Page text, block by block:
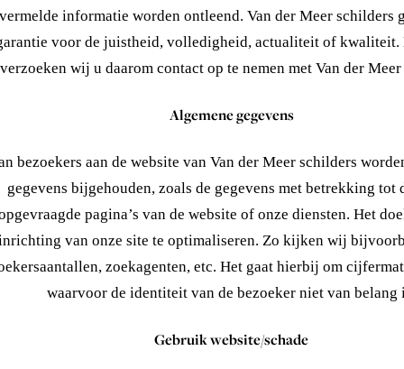
informatie worden ontleend. Van der Meer schilders
voor de juistheid, volledigheid, actualiteit of
verzoeken wij u daarom contact op te nemen met Van der
Algemene gegevens
bezoekers aan de website van Van der Meer schilders
gegevens bijgehouden, zoals de gegevens met betrekking tot
pagina’s van de website of onze diensten. Het
van onze site te optimaliseren. Zo kijken wij
zoekagenten, etc. Het gaat hierbij om
waarvoor de identiteit van de bezoeker niet van belang
Gebruik website/schade